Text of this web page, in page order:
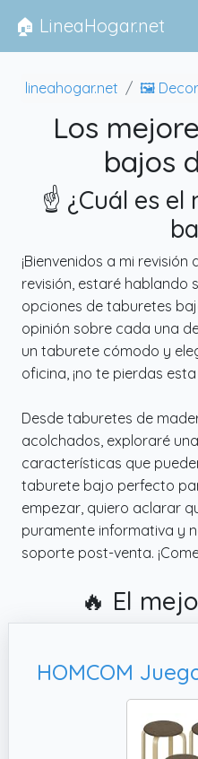
🏠 LineaHogar.net
lineahogar.net 🖼
Los
bajos
☝️ ¿Cuál es
¡Bienvenidos a mi
revisión, estaré hablando
opciones de taburetes
opinión sobre cada una
un taburete cómodo y
oficina, ¡no te pierdas
Desde taburetes de
acolchados, exploraré
características que
taburete bajo perfecto
empezar, quiero aclarar
puramente informativa y
soporte post-venta.
🔥 El